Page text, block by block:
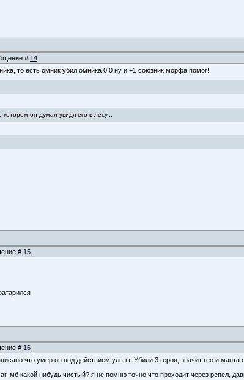
# 14
то есть омник убил омника 0.0 ну и +1 союзник морфа помог!
он думал увидя его в лесу...
# 15
# 16
что умер он под действием ульты. Убили 3 героя, значит гео и
мб какой нибудь чистый? я не помню точно что проходит через репел,